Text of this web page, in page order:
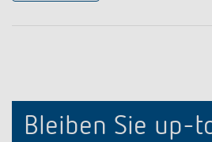
Bleiben Sie up-